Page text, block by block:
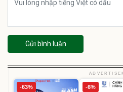
Gửi bình luận
-63% -6%